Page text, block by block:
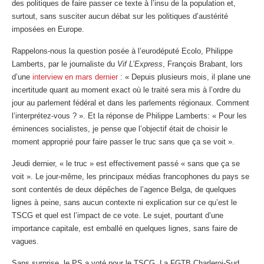
des politiques de faire passer ce texte à l’insu de la population et,
surtout, sans susciter aucun débat sur les politiques d’austérité
imposées en Europe.
Rappelons-nous la question posée à l’eurodéputé Ecolo, Philippe
Lamberts, par le journaliste du Vif L’Express, François Brabant, lors
d’une interview en mars dernier : « Depuis plusieurs mois, il plane une
incertitude quant au moment exact où le traité sera mis à l’ordre du
jour au parlement fédéral et dans les parlements régionaux. Comment
l’interprétez-vous ? ». Et la réponse de Philippe Lamberts: « Pour les
éminences socialistes, je pense que l’objectif était de choisir le
moment approprié pour faire passer le truc sans que ça se voit ».
Jeudi dernier, « le truc » est effectivement passé « sans que ça se
voit ». Le jour-même, les principaux médias francophones du pays se
sont contentés de deux dépêches de l’agence Belga, de quelques
lignes à peine, sans aucun contexte ni explication sur ce qu’est le
TSCG et quel est l’impact de ce vote. Le sujet, pourtant d’une
importance capitale, est emballé en quelques lignes, sans faire de
vagues.